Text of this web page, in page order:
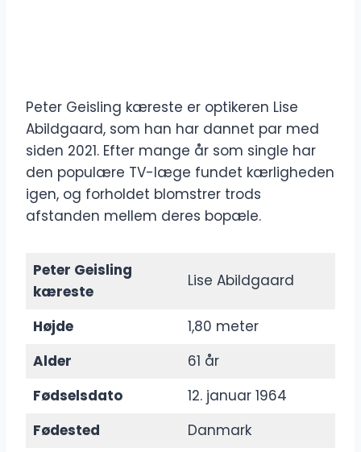
Peter Geisling kæreste er optikeren Lise
Abildgaard, som han har dannet par med
siden 2021. Efter mange år som single har
den populære TV-læge fundet kærligheden
igen, og forholdet blomstrer trods
afstanden mellem deres bopæle.
Peter Geisling
kæreste
Lise Abildgaard
Højde
1,80 meter
Alder
61 år
Fødselsdato
12. januar 1964
Fødested
Danmark